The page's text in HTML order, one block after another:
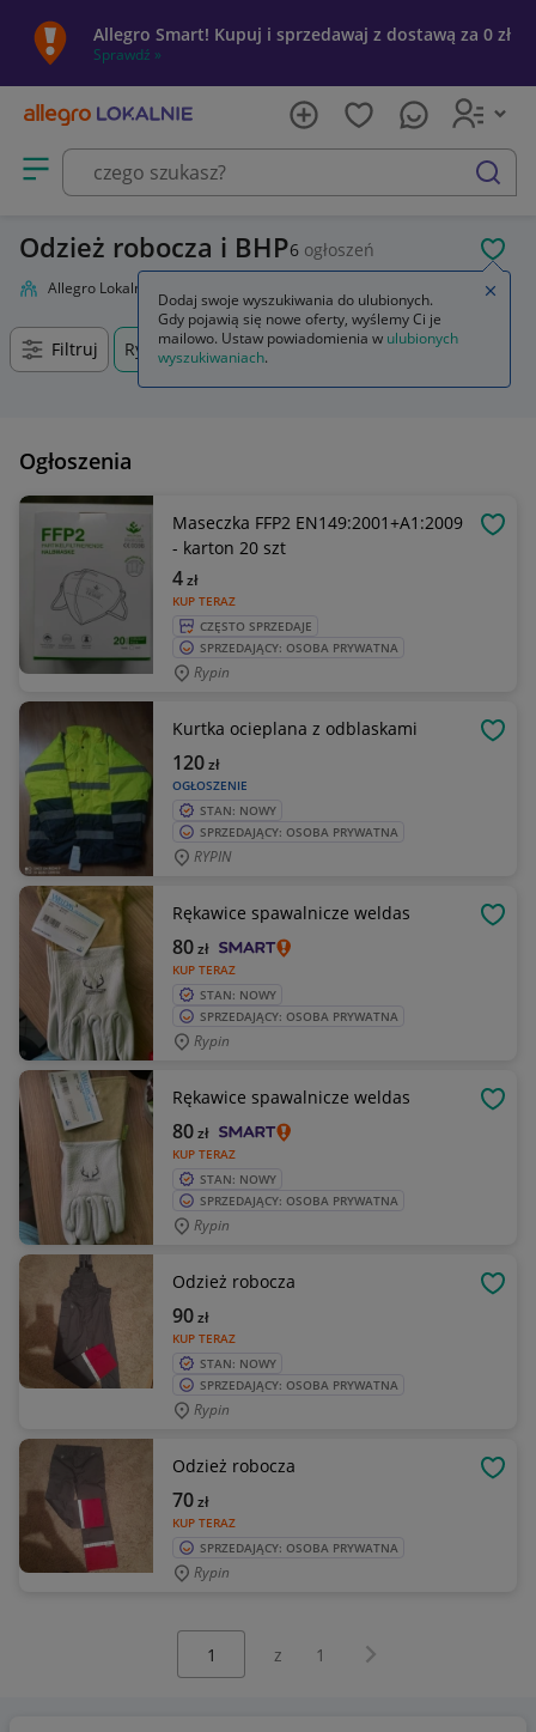
Allegro Smart! Kupuj i sprzedawaj z dostawą za 0 zł
Sprawdź »
Otwórz menu z kategoriami
szukaj
Odzież robocza i BHP6 ogłoszeń
Allegro Lokalnie Odzież robocza i BHP
Filtruj Rypin, Kujawsko-pomorskie, +0 km
Ogłoszenia
Maseczka FFP2 EN149:2001+A1:2009
- karton 20 szt
KUP TERAZ
4zł
CZĘSTO SPRZEDAJE
SPRZEDAJĄCY: OSOBA PRYWATNA
Rypin
Kurtka ocieplana z odblaskami
OGŁOSZENIE
120zł
STAN: NOWY
SPRZEDAJĄCY: OSOBA PRYWATNA
RYPIN
Rękawice spawalnicze weldas
KUP TERAZ
80zł
STAN: NOWY
SPRZEDAJĄCY: OSOBA PRYWATNA
Rypin
Rękawice spawalnicze weldas
KUP TERAZ
80zł
STAN: NOWY
SPRZEDAJĄCY: OSOBA PRYWATNA
Rypin
Odzież robocza
KUP TERAZ
90zł
STAN: NOWY
SPRZEDAJĄCY: OSOBA PRYWATNA
Rypin
Odzież robocza
KUP TERAZ
70zł
SPRZEDAJĄCY: OSOBA PRYWATNA
Rypin
z 1 Następna strona
Dodaj swoje wyszukiwania do ulubionych.
Gdy pojawią się nowe oferty, wyślemy Ci je
mailowo. Ustaw powiadomienia w ulubionych
wyszukiwaniach.